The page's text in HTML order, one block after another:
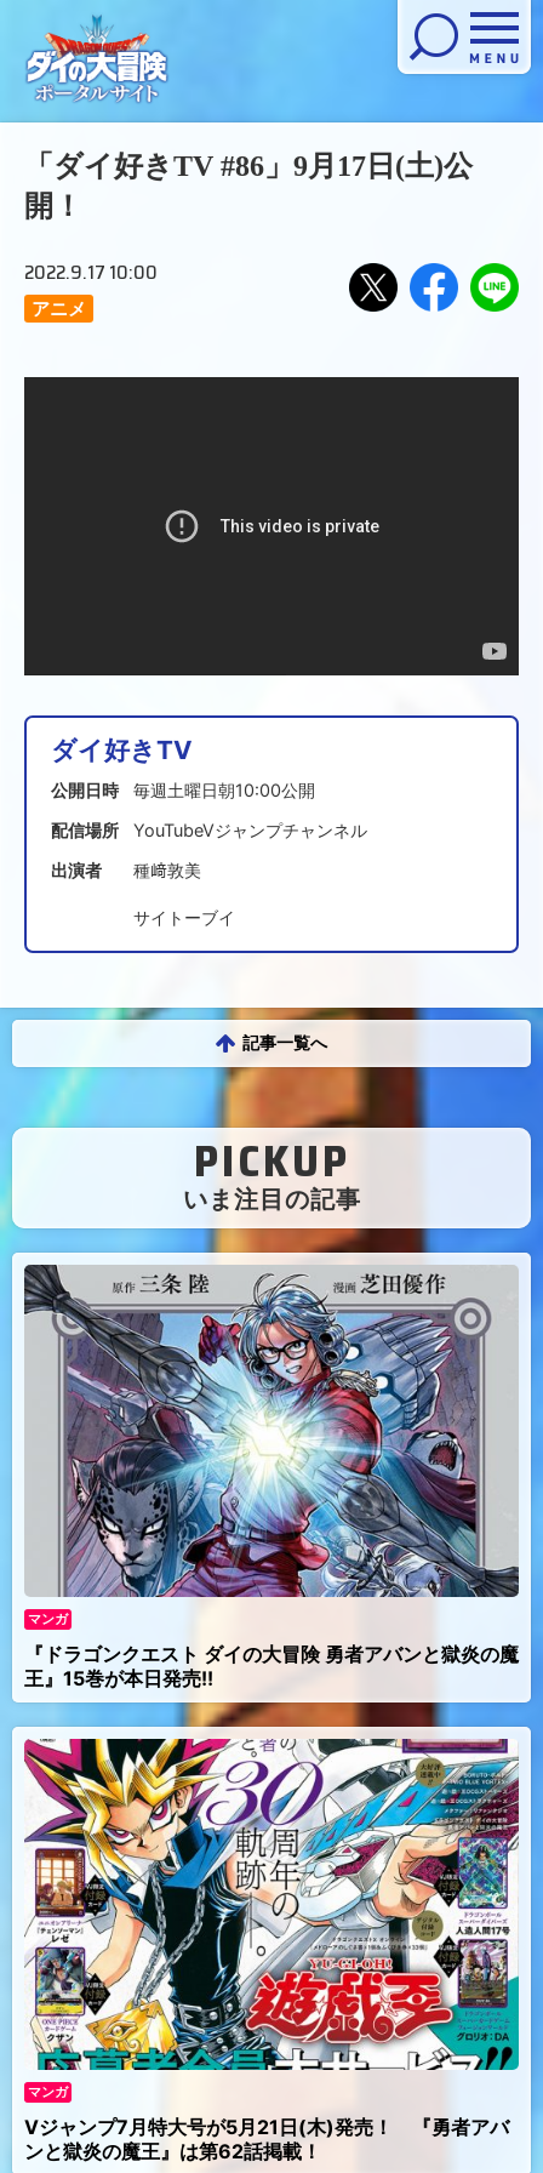
「ダイ好きTV #86」9月17日(土)公
開！
2022.9.17 10:00
アニメ
アす
ェア
くる
ダイ好きTV
公開日時
毎週土曜日朝10:00公開
配信場所
YouTubeVジャンプチャンネル
出演者
種﨑敦美
サイトーブイ
記事一覧へ
PICKUP
いま注目の記事
）
マンガ
『ドラゴンクエスト ダイの大冒険 勇者アバンと獄炎の魔
王』15巻が本日発売!!
マンガ
Vジャンプ7月特大号が5月21日(木)発売！ 『勇者アバ
ンと獄炎の魔王』は第62話掲載！